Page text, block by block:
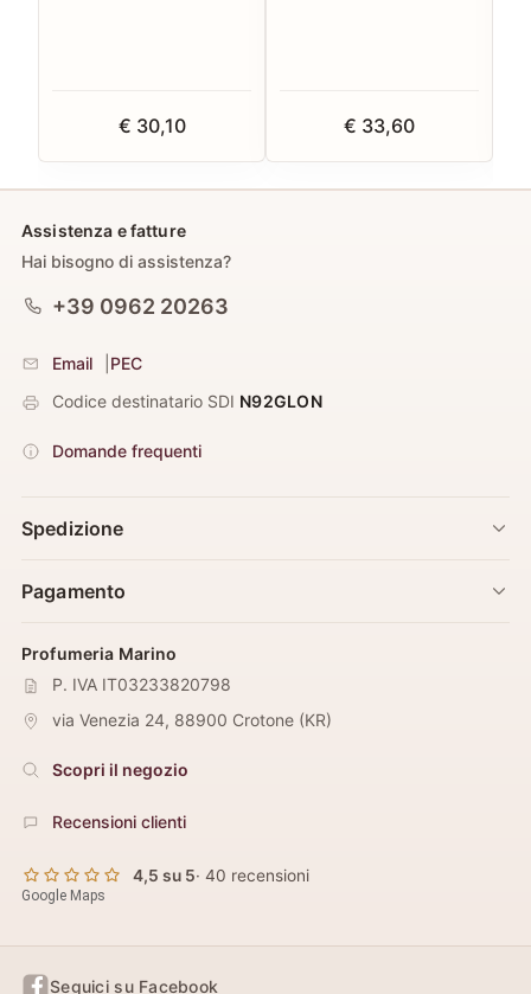
€ 30,10 € 33,60
Assistenza e fatture
Hai bisogno di assistenza?
+39 0962 20263
Email
PEC
Codice destinatario SDI N92GLON
Domande frequenti
Spedizione
Pagamento
Profumeria Marino
P. IVA IT03233820798
via Venezia 24, 88900 Crotone (KR)
Scopri il negozio
Recensioni clienti
4,5 su 5· 40 recensioni
Google Maps
Seguici su Facebook